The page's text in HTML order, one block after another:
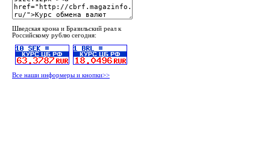
Шведская крона и Бразильский реал к
Российскому рублю сегодня:
Все наши информеры и кнопки>>